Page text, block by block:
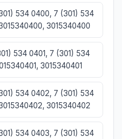
534 0400, 7 (301) 534
3015340400
534 0401, 7 (301) 534
3015340401
534 0402, 7 (301) 534
3015340402
534 0403, 7 (301) 534